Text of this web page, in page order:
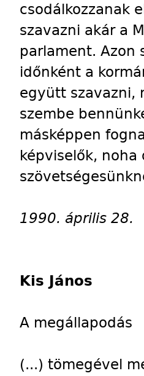
csodálkozzanak
szavazni akár a
parlament. Azon
időnként a
együtt szavazni,
szembe
másképpen
képviselők,
1990. április 28.
Kis János
A megállapodás
(...) tömegével